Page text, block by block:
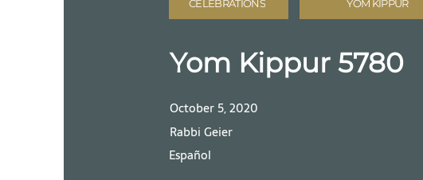
CELEBRATIONS YOM KIPPUR
Yom Kippur 5780
October 5, 2020
Rabbi Geier
Español